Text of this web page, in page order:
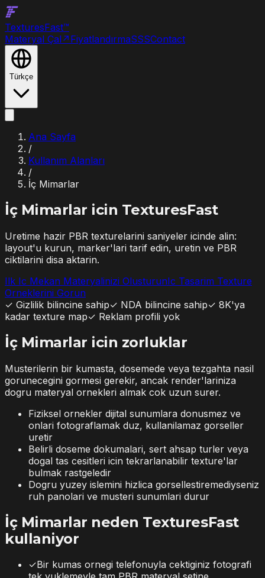
TexturesFast™
Materyal Çal↗ FiyatlandırmaSSSContact
Türkçe
Ana Sayfa
/
Kullanım Alanları
/
İç Mimarlar
İç Mimarlar icin TexturesFast
Uretime hazir PBR texturelarini saniyeler icinde alin:
layout'u kurun, marker'lari tarif edin, uretin ve PBR
ciktilarini disa aktarin.
Ilk Ic Mekan Materyalinizi OlusturunIc Tasarim Texture
Orneklerini Gorun
✓ Gizlilik bilincine sahip✓ NDA bilincine sahip✓ 8K'ya
kadar texture map✓ Reklam profili yok
İç Mimarlar icin zorluklar
Musterilerin bir kumasta, dosemede veya tezgahta nasil
gorunecegini gormesi gerekir, ancak render'lariniza
dogru materyal ornekleri almak cok uzun surer.
Fiziksel ornekler dijital sunumlara donusmez ve
onlari fotograflamak duz, kullanilamaz gorseller
uretir
Belirli doseme dokumalari, sert ahsap turler veya
dogal tas cesitleri icin tekrarlanabilir texture'lar
bulmak rastgeledir
Dogru yuzey islemini hizlica gorsellestiremediyseniz
ruh panolari ve musteri sunumlari durur
İç Mimarlar neden TexturesFast
kullaniyor
✓Bir kumas ornegi telefonuyla cektiginiz fotografi